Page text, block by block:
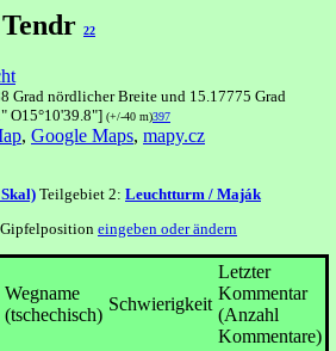
22
Grad nördlicher Breite und 15.17775 Grad
O15°10'39.8"] (+/-40 m)397
, Google Maps, mapy.cz
Teilgebiet 2: Leuchtturm / Maják
. Gipfelposition eingeben oder ändern
Wegname
(tschechisch)
Schwierigkeit
Letzter
Kommentar
(Anzahl
Kommentare)